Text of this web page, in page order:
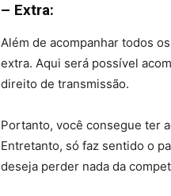
– Extra:
Além de acompanhar todos
extra. Aqui será possível
direito de transmissão.
Portanto, você consegue ter
Entretanto, só faz sentido o
deseja perder nada da